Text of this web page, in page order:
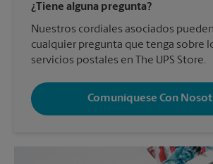
¿Tiene alguna pregunta?
Nuestros cordiales asociados
cualquier pregunta que tenga sobre
servicios postales en The UPS Store.
Comuníquese Con